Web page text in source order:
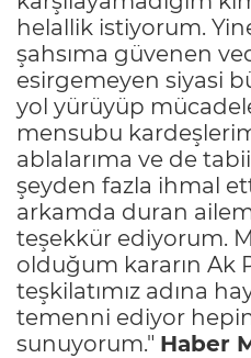
helallik istiyorum.
şahsıma güvenen
esirgemeyen siyasi
yol yürüyüp
mensubu
ablalarıma ve de
şeyden fazla ihmal
arkamda duran
teşekkür ediyorum.
olduğum kararın Ak
teşkilatımız adına
temenni ediyor
sunuyorum." Haber